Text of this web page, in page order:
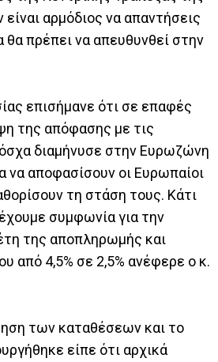
είναι αρμόδιος να απαντήσεις
πρέπει να απευθυνθεί στην
επισήμανε ότι σε επαφές
της απόφασης με τις
διαμήνυσε στην Ευρωζώνη
να αποφασίσουν οι Ευρωπαίοι
τη στάση τους. Κάτι
συμφωνία για την
της αποπληρωμής και
από 4,5% σε 2,5% ανέφερε ο κ.
των καταθέσεων και το
είπε ότι αρχικά